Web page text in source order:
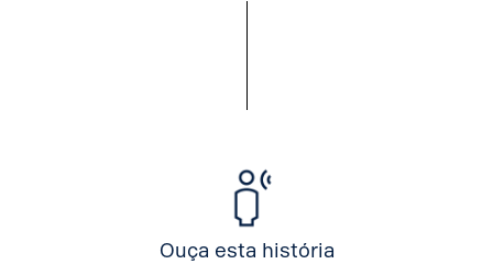
Ouça esta história